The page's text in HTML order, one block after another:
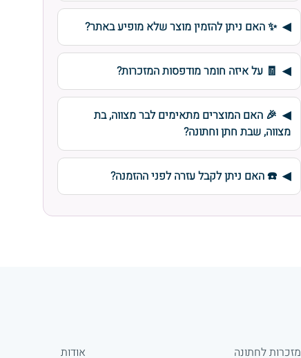
✨ האם ניתן להזמין מוצר שלא מופיע באתר?
🧾 על איזה חומר מודפסות המזכרות?
🎉 האם המוצרים מתאימים לבר מצווה, בת
מצווה, שבת חתן וחתונה?
☎️ האם ניתן לקבל עזרה לפני ההזמנה?
מזכרות לחתונה אודות